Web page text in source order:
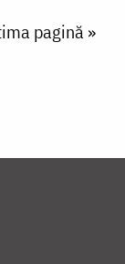
pagepagină »